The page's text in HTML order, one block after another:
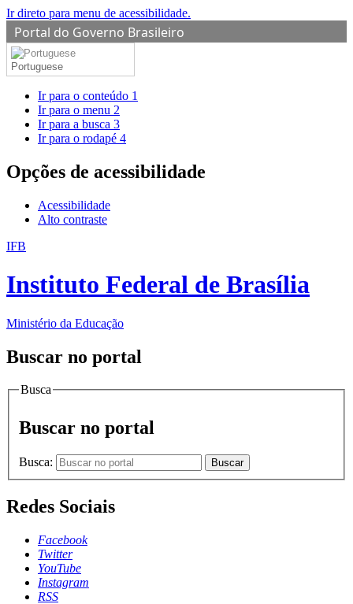
Ir direto para menu de acessibilidade.
Portal do Governo Brasileiro
Portuguese
Ir para o conteúdo 1
Ir para o menu 2
Ir para a busca 3
Ir para o rodapé 4
Opções de acessibilidade
Acessibilidade
Alto contraste
IFB
Instituto Federal de Brasília
Ministério da Educação
Buscar no portal
Busca
Buscar no portal
Busca: Buscar
Redes Sociais
Facebook
Twitter
YouTube
Instagram
RSS